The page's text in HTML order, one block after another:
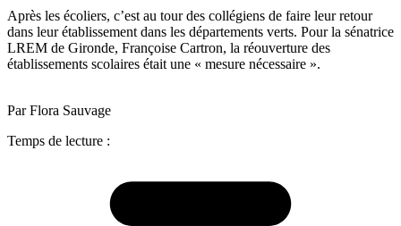
Après les écoliers, c’est au tour des collégiens de faire leur retour
dans leur établissement dans les départements verts. Pour la sénatrice
LREM de Gironde, Françoise Cartron, la réouverture des
établissements scolaires était une « mesure nécessaire ».
Par Flora Sauvage
Temps de lecture :